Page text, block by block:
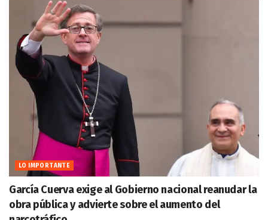
LO IMPORTANTE
García Cuerva exige al Gobierno nacional reanudar la
obra pública y advierte sobre el aumento del